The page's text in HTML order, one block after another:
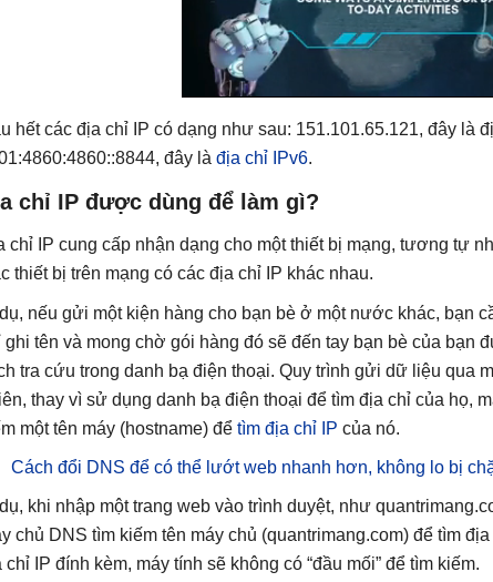
hết các địa chỉ IP có dạng như sau: 151.101.65.121, đây là
đây là địa chỉ IPv6.
chỉ IP được dùng để làm gì?
chỉ IP cung cấp nhận dạng cho một thiết bị mạng, tương tự
thiết bị trên mạng có các địa chỉ IP khác nhau.
nếu gửi một kiện hàng cho bạn bè ở một nước khác, bạn
ghi tên và mong chờ gói hàng đó sẽ đến tay bạn bè của bạn
tra cứu trong danh bạ điện thoại. Quy trình gửi dữ liệu qua
thay vì sử dụng danh bạ điện thoại để tìm địa chỉ của họ,
một tên máy (hostname) để tìm địa chỉ IP của nó.
Cách đổi DNS để có thể lướt web nhanh hơn, không lo bị
khi nhập một trang web vào trình duyệt, như
chủ DNS tìm kiếm tên máy chủ (quantrimang.com) để tìm
chỉ IP đính kèm, máy tính sẽ không có “đầu mối” để tìm kiếm.